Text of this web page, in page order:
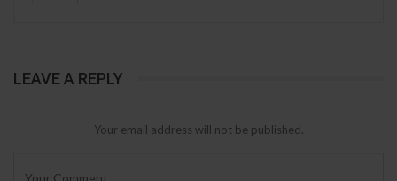
LEAVE A REPLY
Your email address will not be published.